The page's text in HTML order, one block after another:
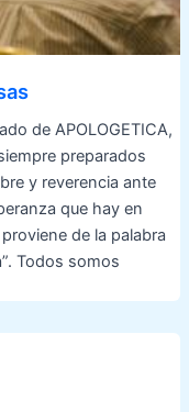
de APOLOGETICA,
preparados
y reverencia ante
que hay en
de la palabra
Todos somos